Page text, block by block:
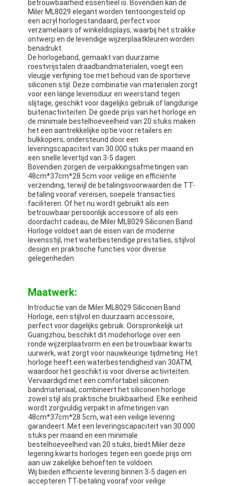
betrouwbaarheid essentieel is. Bovendien kan de
Miler ML8029 elegant worden tentoongesteld op
een acryl horlogestandaard, perfect voor
verzamelaars of winkeldisplays, waarbij het strakke
ontwerp en de levendige wijzerplaatkleuren worden
benadrukt.
De horlogeband, gemaakt van duurzame
roestvrijstalen draadbandmaterialen, voegt een
vleugje verfijning toe met behoud van de sportieve
siliconen stijl. Deze combinatie van materialen zorgt
voor een lange levensduur en weerstand tegen
slijtage, geschikt voor dagelijks gebruik of langdurige
buitenactiviteiten. De goede prijs van het horloge en
de minimale bestelhoeveelheid van 20 stuks maken
het een aantrekkelijke optie voor retailers en
bulkkopers, ondersteund door een
leveringscapaciteit van 30.000 stuks per maand en
een snelle levertijd van 3-5 dagen.
Bovendien zorgen de verpakkingsafmetingen van
48cm*37cm*28.5cm voor veilige en efficiënte
verzending, terwijl de betalingsvoorwaarden die TT-
betaling vooraf vereisen, soepele transacties
faciliteren. Of het nu wordt gebruikt als een
betrouwbaar persoonlijk accessoire of als een
doordacht cadeau, de Miler ML8029 Siliconen Band
Horloge voldoet aan de eisen van de moderne
levensstijl, met waterbestendige prestaties, stijlvol
design en praktische functies voor diverse
gelegenheden.
Maatwerk:
Introductie van de Miler ML8029 Siliconen Band
Horloge, een stijlvol en duurzaam accessoire,
perfect voor dagelijks gebruik. Oorspronkelijk uit
Guangzhou, beschikt dit modehorloge over een
ronde wijzerplaatvorm en een betrouwbaar kwarts
uurwerk, wat zorgt voor nauwkeurige tijdmeting. Het
horloge heeft een waterbestendigheid van 30ATM,
waardoor het geschikt is voor diverse activiteiten.
Vervaardigd met een comfortabel siliconen
bandmateriaal, combineert het siliconen horloge
zowel stijl als praktische bruikbaarheid. Elke eenheid
wordt zorgvuldig verpakt in afmetingen van
48cm*37cm*28.5cm, wat een veilige levering
garandeert. Met een leveringscapaciteit van 30.000
stuks per maand en een minimale
bestelhoeveelheid van 20 stuks, biedt Miler deze
legering kwarts horloges tegen een goede prijs om
aan uw zakelijke behoeften te voldoen.
Wij bieden efficiënte levering binnen 3-5 dagen en
accepteren TT-betaling vooraf voor veilige